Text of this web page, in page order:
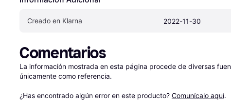
Creado en Klarna 2022-11-30
Comentarios
La información mostrada en esta página procede de diversas
únicamente como referencia.
¿Has encontrado algún error en este producto? Comunícalo aquí.